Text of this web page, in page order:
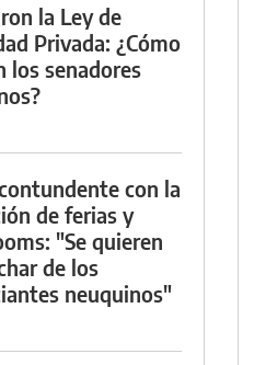
la Ley de
Privada: ¿Cómo
los senadores
con la
de ferias y
"Se quieren
de los
neuquinos"